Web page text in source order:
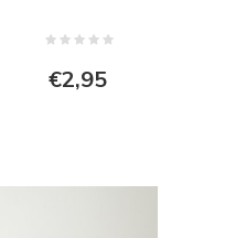
€2,95